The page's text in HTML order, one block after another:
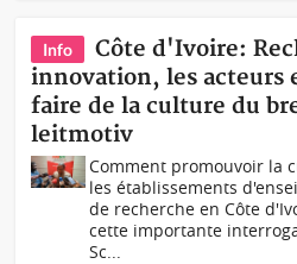
Info
Côte d'Ivoire:
innovation, les acteurs
faire de la culture du
leitmotiv
Comment promouvoir la
les établissements
de recherche en Côte
cette importante
Sc...